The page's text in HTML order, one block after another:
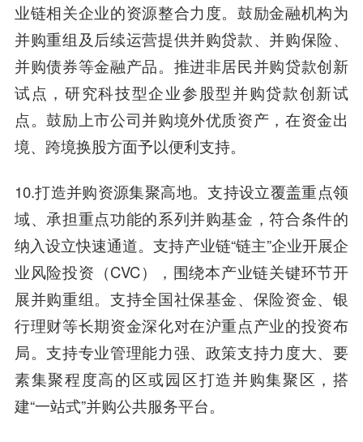
业链相关企业的资源整合力度。鼓励金融机构为
并购重组及后续运营提供并购贷款、并购保险、
并购债券等金融产品。推进非居民并购贷款创新
试点，研究科技型企业参股型并购贷款创新试
点。鼓励上市公司并购境外优质资产，在资金出
境、跨境换股方面予以便利支持。
10.打造并购资源集聚高地。支持设立覆盖重点领
域、承担重点功能的系列并购基金，符合条件的
纳入设立快速通道。支持产业链“链主”企业开展企
业风险投资（CVC），围绕本产业链关键环节开
展并购重组。支持全国社保基金、保险资金、银
行理财等长期资金深化对在沪重点产业的投资布
局。支持专业管理能力强、政策支持力度大、要
素集聚程度高的区或园区打造并购集聚区，搭
建“一站式”并购公共服务平台。